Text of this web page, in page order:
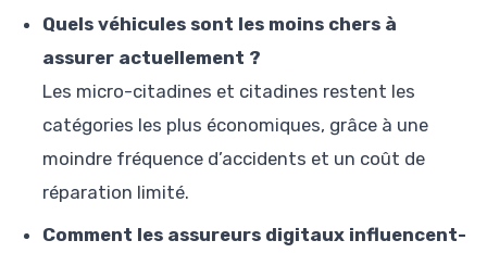
Quels véhicules sont les moins chers à
assurer actuellement ?
Les micro-citadines et citadines restent les
catégories les plus économiques, grâce à une
moindre fréquence d’accidents et un coût de
réparation limité.
Comment les assureurs digitaux influencent-